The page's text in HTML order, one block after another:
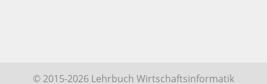
© 2015-2026 Lehrbuch Wirtschaftsinformatik